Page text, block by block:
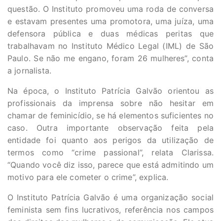
questão. O Instituto promoveu uma roda de conversa
e estavam presentes uma promotora, uma juíza, uma
defensora pública e duas médicas peritas que
trabalhavam no Instituto Médico Legal (IML) de São
Paulo. Se não me engano, foram 26 mulheres”, conta
a jornalista.
Na época, o Instituto Patrícia Galvão orientou as
profissionais da imprensa sobre não hesitar em
chamar de feminicídio, se há elementos suficientes no
caso. Outra importante observação feita pela
entidade foi quanto aos perigos da utilização de
termos como “crime passional”, relata Clarissa.
“Quando você diz isso, parece que está admitindo um
motivo para ele cometer o crime”, explica.
O Instituto Patrícia Galvão é uma organização social
feminista sem fins lucrativos, referência nos campos